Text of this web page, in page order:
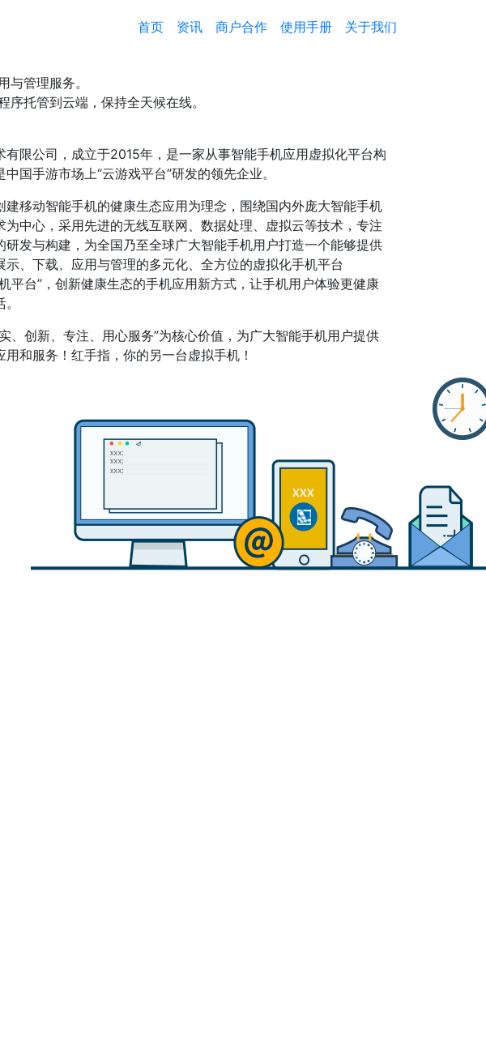
首页 资讯 商户合作 使用手册 关于我们
管理服务。
托管到云端，保持全天候在线。
有限公司，成立于2015年，是一家从事智能手机应用虚拟化平台构
国手游市场上“云游戏平台”研发的领先企业。
建移动智能手机的健康生态应用为理念，围绕国内外庞大智能手机
为中心，采用先进的无线互联网、数据处理、虚拟云等技术，专注
研发与构建，为全国乃至全球广大智能手机用户打造一个能够提供
示、下载、应用与管理的多元化、全方位的虚拟化手机平台
台”，创新健康生态的手机应用新方式，让手机用户体验更健康
、创新、专注、用心服务”为核心价值，为广大智能手机用户提供
和服务！红手指，你的另一台虚拟手机！